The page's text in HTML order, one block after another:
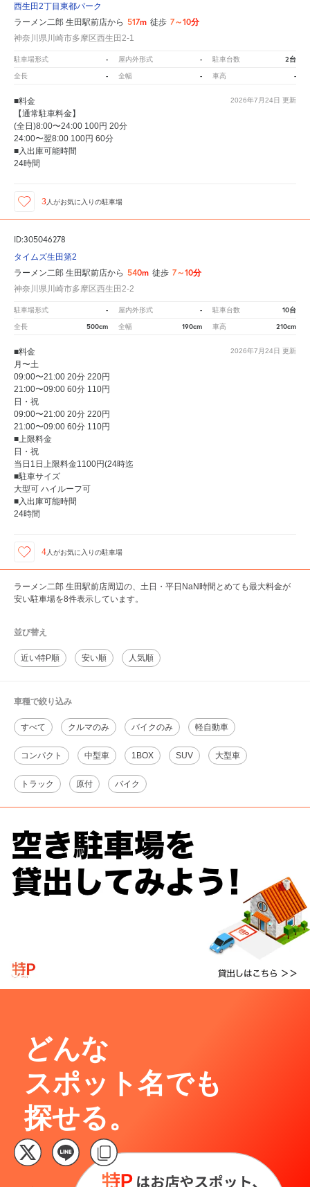
西生田2丁目東都パーク
ラーメン二郎 生田駅前店から 517m 徒歩 7～10分
神奈川県川崎市多摩区西生田2-1
駐車場形式 - 屋内外形式 - 駐車台数 2台
全長 - 全幅 - 車高 -
2026年7月24日 更新
■料金
【通常駐車料金】
(全日)8:00〜24:00 100円 20分
24:00〜翌8:00 100円 60分
■入出庫可能時間
24時間
3 人がお気に入りの駐車場
ID:305046278
タイムズ生田第2
ラーメン二郎 生田駅前店から 540m 徒歩 7～10分
神奈川県川崎市多摩区西生田2-2
駐車場形式 - 屋内外形式 - 駐車台数 10台
全長 500cm 全幅 190cm 車高 210cm
2026年7月24日 更新
■料金
月〜土
09:00〜21:00 20分 220円
21:00〜09:00 60分 110円
日・祝
09:00〜21:00 20分 220円
21:00〜09:00 60分 110円
■上限料金
日・祝
当日1日上限料金1100円(24時迄
■駐車サイズ
大型可 ハイルーフ可
■入出庫可能時間
24時間
4 人がお気に入りの駐車場
ラーメン二郎 生田駅前店周辺の、土日・平日NaN時間とめても最大料金が
安い駐車場を8件表示しています。
並び替え
近い特P順 安い順 人気順
車種で絞り込み
すべて クルマのみ バイクのみ 軽自動車
コンパクト 中型車 1BOX SUV 大型車
トラック 原付 バイク
どんな
スポット名でも
探せる。